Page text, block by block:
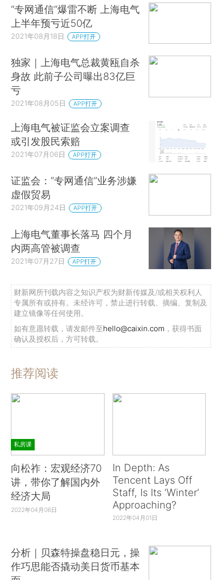
“专网通信”爆雷不断 上海电气
上半年预亏近50亿
2021年08月18日 APP打开
独家｜上海电气总裁黄瓯自杀
身故 此前子公司​曝出83亿巨
亏
2021年08月05日 APP打开
上海电气被证监会立案调查
或引发股民索赔
2021年07月06日 APP打开
证监会：“专网通信”业务涉嫌
虚假贸易
2021年09月24日 APP打开
上海电气董事长落马 四个月
内两高管被调查
2021年07月27日 APP打开
财新网所刊载内容之知识产权为财新传媒及/或相关权利人
专属所有或持有。未经许可，禁止进行转载、摘编、复制及
建立镜像等任何使用。
如有意愿转载，请发邮件至hello@caixin.com ，获得书面
确认及授权后，方可转载。
推荐阅读
私房课
向松祚：宏观经济70
讲，带你了解国内外
经济大局
2022年04月06日
In Depth: As
Tencent Lays Off
Staff, Is Its ‘Winter’
Approaching?
2022年04月01日
分析｜贝森特操盘稳日元，操
作巧思能否撬动美日货币基本